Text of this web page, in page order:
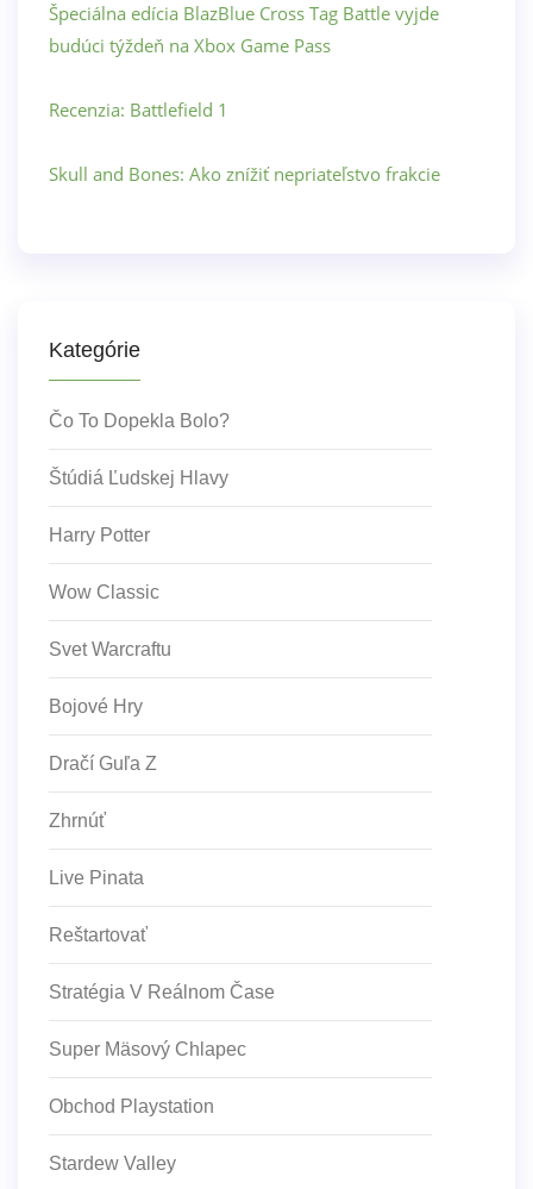
Špeciálna edícia BlazBlue Cross Tag Battle vyjde
budúci týždeň na Xbox Game Pass
Recenzia: Battlefield 1
Skull and Bones: Ako znížiť nepriateľstvo frakcie
Kategórie
Čo To Dopekla Bolo?
Štúdiá Ľudskej Hlavy
Harry Potter
Wow Classic
Svet Warcraftu
Bojové Hry
Dračí Guľa Z
Zhrnúť
Live Pinata
Reštartovať
Stratégia V Reálnom Čase
Super Mäsový Chlapec
Obchod Playstation
Stardew Valley